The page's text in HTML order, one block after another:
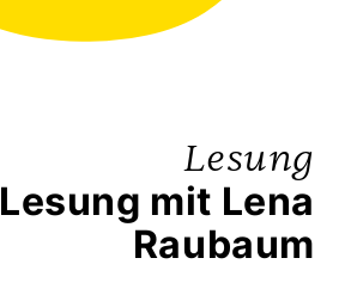
Lesung
Lesung mit Lena
Raubaum